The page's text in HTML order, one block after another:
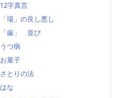
12字真言
「場」の良し悪し
「歯」 並び
うつ病
お菓子
さとりの法
はな